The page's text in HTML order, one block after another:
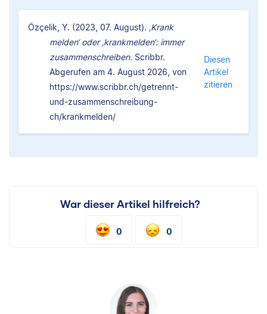
Özçelik, Y. (2023, 07. August). ‚Krank
melden‘ oder ‚krankmelden‘: immer
zusammenschreiben. Scribbr.
Abgerufen am 4. August 2026, von
https://www.scribbr.ch/getrennt-
und-zusammenschreibung-
ch/krankmelden/
Diesen
Artikel
zitieren
War dieser Artikel hilfreich?
0 0